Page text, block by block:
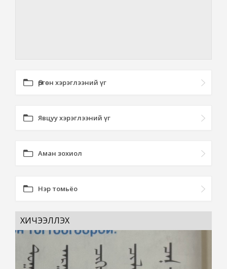
Өргөн хэрэглээний үг
Явцуу хэрэглээний үг
Аман зохиол
Нэр томьёо
ХИЧЭЭЛЛЭХ